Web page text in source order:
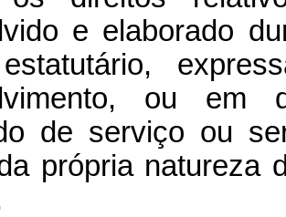
e elaborado
ou em
de serviço ou
própria natureza